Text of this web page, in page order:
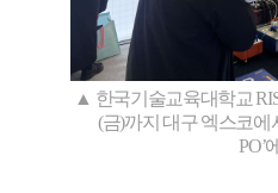
▲ 한국기술교육대학교
(금)까지 대구 엑스코에
PO’